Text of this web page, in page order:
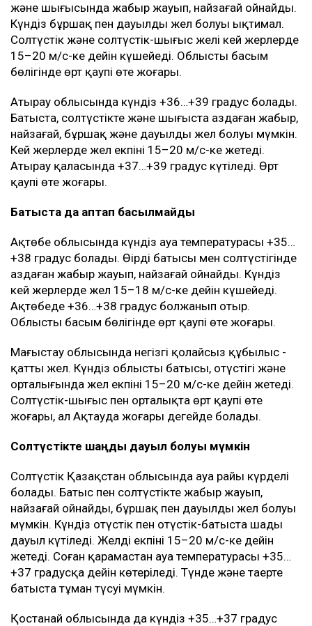
және шығысында жаңбыр жауып, найзағай ойнайды.
Күндіз бұршақ пен дауылды жел болуы ықтимал.
Солтүстік және солтүстік-шығыс желі кей жерлерде
15–20 м/с-ке дейін күшейеді. Облыстың басым
бөлігінде өрт қаупі өте жоғары.
Атырау облысында күндіз +36…+39 градус болады.
Батыста, солтүстікте және шығыста аздаған жаңбыр,
найзағай, бұршақ және дауылды жел болуы мүмкін.
Кей жерлерде жел екпіні 15–20 м/с-ке жетеді.
Атырау қаласында +37…+39 градус күтіледі. Өрт
қаупі өте жоғары.
Батыста да аптап басылмайды
Ақтөбе облысында күндіз ауа температурасы +35…
+38 градус болады. Өңірдің батысы мен солтүстігінде
аздаған жаңбыр жауып, найзағай ойнайды. Күндіз
кей жерлерде жел 15–18 м/с-ке дейін күшейеді.
Ақтөбеде +36…+38 градус болжанып отыр.
Облыстың басым бөлігінде өрт қаупі өте жоғары.
Маңғыстау облысында негізгі қолайсыз құбылыс -
қатты жел. Күндіз облыстың батысы, оңтүстігі және
орталығында жел екпіні 15–20 м/с-ке дейін жетеді.
Солтүстік-шығыс пен орталықта өрт қаупі өте
жоғары, ал Ақтауда жоғары деңгейде болады.
Солтүстікте шаңды дауыл болуы мүмкін
Солтүстік Қазақстан облысында ауа райы күрделі
болады. Батыс пен солтүстікте жаңбыр жауып,
найзағай ойнайды, бұршақ пен дауылды жел болуы
мүмкін. Күндіз оңтүстік пен оңтүстік-батыста шаңды
дауыл күтіледі. Желдің екпіні 15–20 м/с-ке дейін
жетеді. Соған қарамастан ауа температурасы +35…
+37 градусқа дейін көтеріледі. Түнде және таңертең
батыста тұман түсуі мүмкін.
Қостанай облысында да күндіз +35…+37 градус